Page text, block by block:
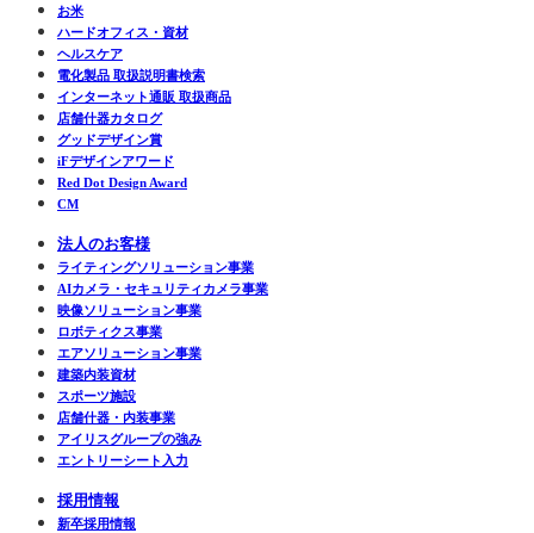
お米
ハードオフィス・資材
ヘルスケア
電化製品 取扱説明書検索
インターネット通販 取扱商品
店舗什器カタログ
グッドデザイン賞
iFデザインアワード
Red Dot Design Award
CM
法人のお客様
ライティングソリューション事業
AIカメラ・セキュリティカメラ事業
映像ソリューション事業
ロボティクス事業
エアソリューション事業
建築内装資材
スポーツ施設
店舗什器・内装事業
アイリスグループの強み
エントリーシート入力
採用情報
新卒採用情報